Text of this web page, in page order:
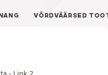
VÕRDVÄÄRSED
- Link 2